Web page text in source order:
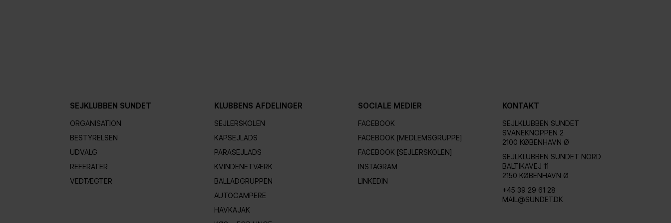
SEJKLUBBEN SUNDET
ORGANISATION
BESTYRELSEN
UDVALG
REFERATER
VEDTÆGTER
KLUBBENS AFDELINGER
SEJLERSKOLEN
KAPSEJLADS
PARASEJLADS
KVINDENETVÆRK
BALLADGRUPPEN
AUTOCAMPERE
HAVKAJAK
SOCIALE MEDIER
FACEBOOK
FACEBOOK [MEDLEMSGRUPPE]
FACEBOOK [SEJLERSKOLEN]
INSTAGRAM
LINKEDIN
KONTAKT
SEJLKLUBBEN SUNDET
SVANEKNOPPEN 2
2100 KØBENHAVN Ø
SEJLKLUBBEN SUNDET NORD
BALTIKAVEJ 11
2150 KØBENHAVN Ø
+45 39 29 61 28
MAIL@SUNDET.DK